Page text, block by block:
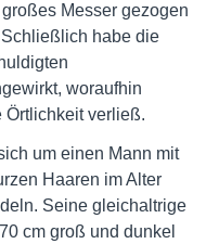
Messer gezogen
habe die
woraufhin
Örtlichkeit verließ.
um einen Mann mit
Haaren im Alter
Seine gleichaltrige
cm groß und dunkel